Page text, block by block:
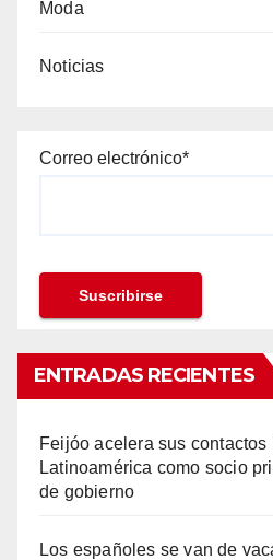
Moda
Noticias
Correo electrónico*
ENTRADAS RECIENTES
Feijóo acelera sus
Latinoamérica como socio
de gobierno
Los españoles se van de